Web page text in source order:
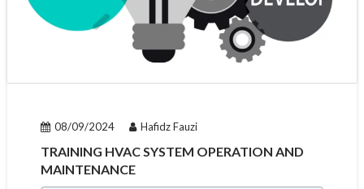
08/09/2024 Hafidz Fauzi
TRAINING HVAC SYSTEM OPERATION AND
MAINTENANCE